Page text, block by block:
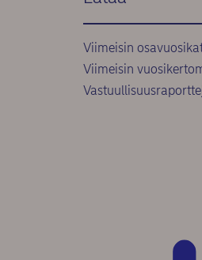
Viimeisin
Viimeisin